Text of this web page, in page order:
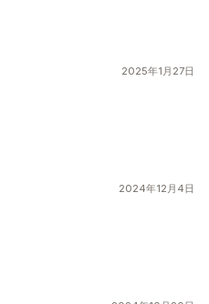
2025年1月27日
2024年12月4日